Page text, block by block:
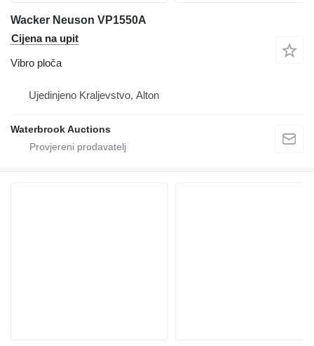
Wacker Neuson VP1550A
Cijena na upit
Vibro ploča
Ujedinjeno Kraljevstvo, Alton
Waterbrook Auctions